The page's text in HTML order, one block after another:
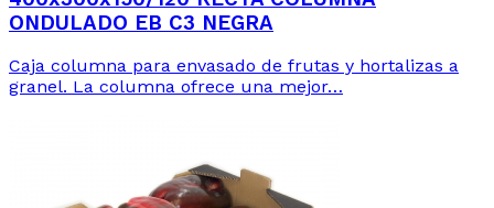
ONDULADO EB C3 NEGRA
Caja columna para envasado de frutas y hortalizas a
granel. La columna ofrece una mejor…